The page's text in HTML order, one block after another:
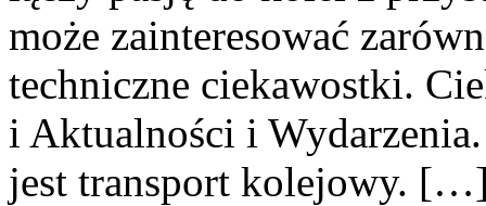
może zainteresować
techniczne ciekawostki.
i Aktualności i
jest transport kolejowy.